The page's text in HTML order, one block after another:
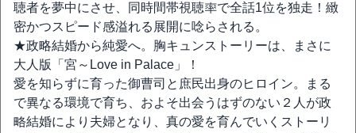
聴者を夢中にさせ、同時間帯視聴率で全話1位を独走！緻
密かつスピード感溢れる展開に唸らされる。
★政略結婚から純愛へ。胸キュンストーリーは、まさに
大人版「宮～Love in Palace」！
愛を知らずに育った御曹司と庶民出身のヒロイン。まる
で異なる環境で育ち、およそ出会うはずのない２人が政
略結婚により夫婦となり、真の愛を育んでいくストーリ